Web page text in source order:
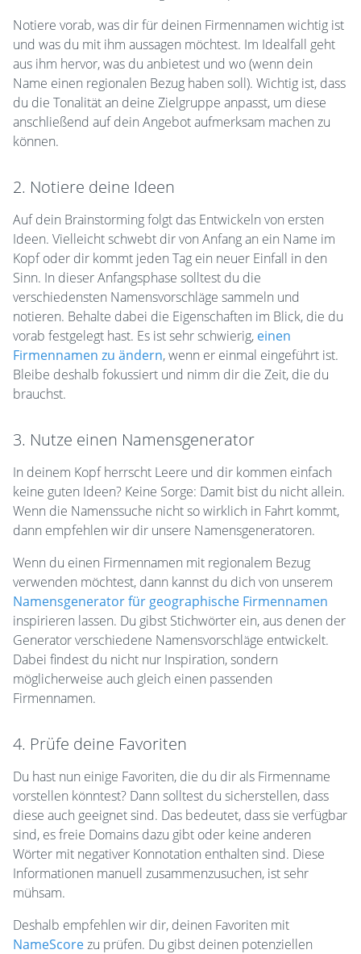
Notiere vorab, was dir für deinen Firmennamen wichtig ist
und was du mit ihm aussagen möchtest. Im Idealfall geht
aus ihm hervor, was du anbietest und wo (wenn dein
Name einen regionalen Bezug haben soll). Wichtig ist, dass
du die Tonalität an deine Zielgruppe anpasst, um diese
anschließend auf dein Angebot aufmerksam machen zu
können.
2. Notiere deine Ideen
Auf dein Brainstorming folgt das Entwickeln von ersten
Ideen. Vielleicht schwebt dir von Anfang an ein Name im
Kopf oder dir kommt jeden Tag ein neuer Einfall in den
Sinn. In dieser Anfangsphase solltest du die
verschiedensten Namensvorschläge sammeln und
notieren. Behalte dabei die Eigenschaften im Blick, die du
vorab festgelegt hast. Es ist sehr schwierig, einen
Firmennamen zu ändern, wenn er einmal eingeführt ist.
Bleibe deshalb fokussiert und nimm dir die Zeit, die du
brauchst.
3. Nutze einen Namensgenerator
In deinem Kopf herrscht Leere und dir kommen einfach
keine guten Ideen? Keine Sorge: Damit bist du nicht allein.
Wenn die Namenssuche nicht so wirklich in Fahrt kommt,
dann empfehlen wir dir unsere Namensgeneratoren.
Wenn du einen Firmennamen mit regionalem Bezug
verwenden möchtest, dann kannst du dich von unserem
Namensgenerator für geographische Firmennamen
inspirieren lassen. Du gibst Stichwörter ein, aus denen der
Generator verschiedene Namensvorschläge entwickelt.
Dabei findest du nicht nur Inspiration, sondern
möglicherweise auch gleich einen passenden
Firmennamen.
4. Prüfe deine Favoriten
Du hast nun einige Favoriten, die du dir als Firmenname
vorstellen könntest? Dann solltest du sicherstellen, dass
diese auch geeignet sind. Das bedeutet, dass sie verfügbar
sind, es freie Domains dazu gibt oder keine anderen
Wörter mit negativer Konnotation enthalten sind. Diese
Informationen manuell zusammenzusuchen, ist sehr
mühsam.
Deshalb empfehlen wir dir, deinen Favoriten mit
NameScorezu prüfen. Du gibst deinen potenziellen